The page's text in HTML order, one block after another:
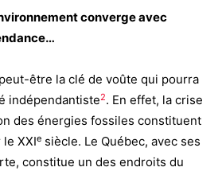
converge avec
être la clé de voûte qui pourra
indépendantiste2. En effet, la crise
des énergies fossiles constituent
XXIe siècle. Le Québec, avec ses
constitue un des endroits du